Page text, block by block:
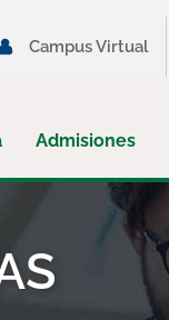
Campus Virtual
Admisiones